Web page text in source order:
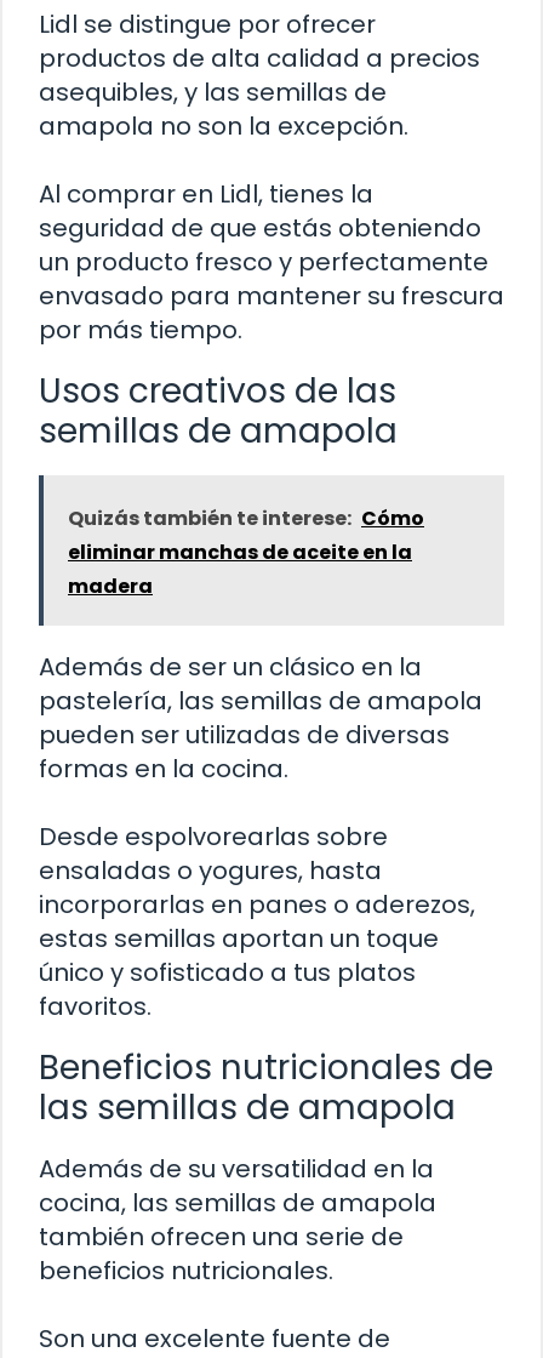
Lidl se distingue por ofrecer
productos de alta calidad a precios
asequibles, y las semillas de
amapola no son la excepción.
Al comprar en Lidl, tienes la
seguridad de que estás obteniendo
un producto fresco y perfectamente
envasado para mantener su frescura
por más tiempo.
Usos creativos de las
semillas de amapola
Quizás también te interese: Cómo
eliminar manchas de aceite en la
madera
Además de ser un clásico en la
pastelería, las semillas de amapola
pueden ser utilizadas de diversas
formas en la cocina.
Desde espolvorearlas sobre
ensaladas o yogures, hasta
incorporarlas en panes o aderezos,
estas semillas aportan un toque
único y sofisticado a tus platos
favoritos.
Beneficios nutricionales de
las semillas de amapola
Además de su versatilidad en la
cocina, las semillas de amapola
también ofrecen una serie de
beneficios nutricionales.
Son una excelente fuente de